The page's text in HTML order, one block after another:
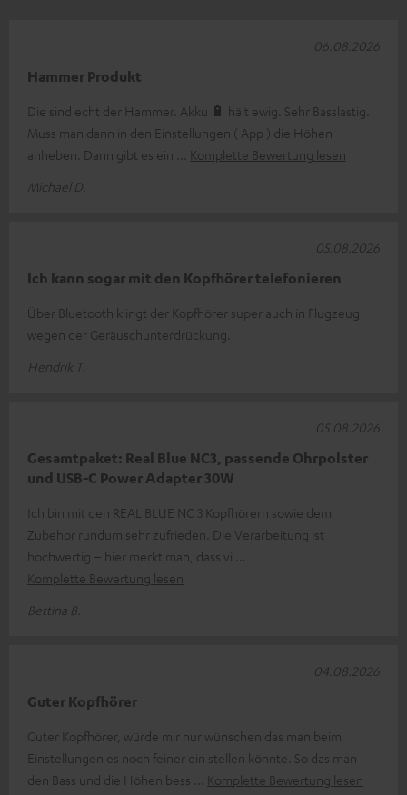
Hammer Produkt
Die sind echt der Hammer. Akku 🔋 hält ewig. Sehr Basslastig.
Muss man dann in den Einstellungen ( App ) die Höhen
anheben. Dann gibt es ein
Komplette Bewertung lesen
Michael D.
06.08.2026
Ich kann sogar mit den Kopfhörer telefonieren
Über Bluetooth klingt der Kopfhörer super auch in Flugzeug
wegen der Geräuschunterdrückung.
Hendrik T.
05.08.2026
Gesamtpaket: Real Blue NC3, passende Ohrpolster
und USB-C Power Adapter 30W
Ich bin mit den REAL BLUE NC 3 Kopfhörern sowie dem
Zubehör rundum sehr zufrieden. Die Verarbeitung ist
hochwertig – hier merkt man, dass vi
Komplette Bewertung lesen
Bettina B.
05.08.2026
Guter Kopfhörer
Guter Kopfhörer, würde mir nur wünschen das man beim
Einstellungen es noch feiner ein stellen könnte. So das man
den Bass und die Höhen bess
Komplette Bewertung lesen
04.08.2026